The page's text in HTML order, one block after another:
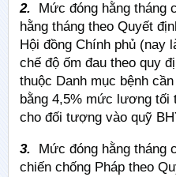
2. Mức đóng hằng tháng
hằng tháng theo Quyết
Hội đồng Chính phủ (nay
chế độ ốm đau theo quy
thuộc Danh mục bệnh
bằng 4,5% mức lương tối
cho đối tượng vào quỹ
3. Mức đóng hằng tháng
chiến chống Pháp theo